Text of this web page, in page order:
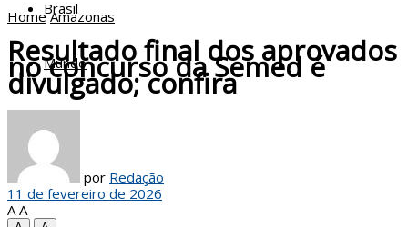
Brasil
Mundo
Home Amazonas
Resultado final dos aprovados
no concurso da Semed é
divulgado; confira
por Redação
11 de fevereiro de 2026
A A